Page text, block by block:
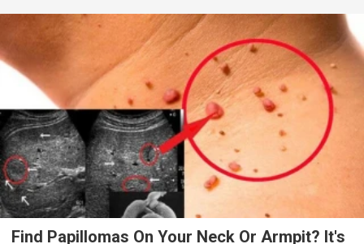
Find Papillomas On Your Neck Or Armpit? It's